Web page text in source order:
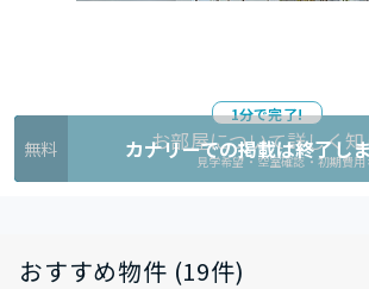
1分で完了!
無料 お部屋について詳しく
見学希望・空室確認・初期費
カナリーでの掲載は終了し
おすすめ物件 (19件)